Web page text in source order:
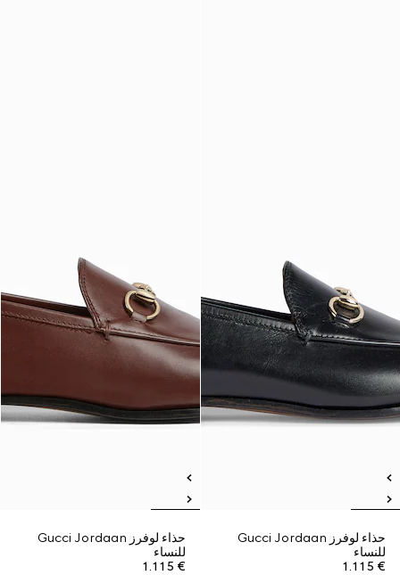
حذاء لوفرز Gucci Jordaan
للنساء
€ 1.115
حذاء لوفرز Gucci Jordaan
للنساء
€ 1.115